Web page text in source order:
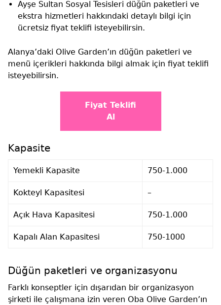
Ayşe Sultan Sosyal Tesisleri düğün paketleri ve
ekstra hizmetleri hakkındaki detaylı bilgi için
ücretsiz fiyat teklifi isteyebilirsin.
Alanya’daki Olive Garden’ın düğün paketleri ve
menü içerikleri hakkında bilgi almak için fiyat teklifi
isteyebilirsin.
Fiyat Teklifi
Al
Kapasite
Yemekli Kapasite 750-1.000
Kokteyl Kapasitesi –
Açık Hava Kapasitesi 750-1.000
Kapalı Alan Kapasitesi 750-1000
Düğün paketleri ve organizasyonu
Farklı konseptler için dışarıdan bir organizasyon
şirketi ile çalışmana izin veren Oba Olive Garden’ın